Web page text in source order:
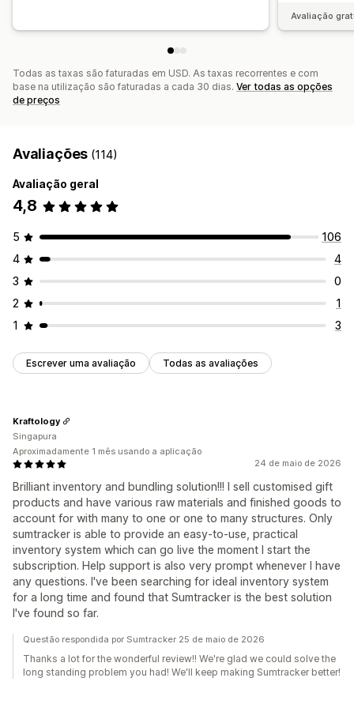
Avaliação
Todas as taxas são faturadas em USD. As taxas recorrentes e com
base na utilização são faturadas a cada 30 dias. Ver todas as opções
de preços
Avaliações (114)
Avaliação geral
4,8
5
106
4
4
3
0
2
1
1
3
Escrever uma avaliação Todas as avaliações
24 de maio de 2026
Brilliant inventory and bundling solution!!! I sell customised gift
products and have various raw materials and finished goods to
account for with many to one or one to many structures. Only
sumtracker is able to provide an easy-to-use, practical
inventory system which can go live the moment I start the
subscription. Help support is also very prompt whenever I have
any questions. I've been searching for ideal inventory system
for a long time and found that Sumtracker is the best solution
I've found so far.
Kraftology
Singapura
Aproximadamente 1 mês usando a aplicação
Questão respondida por Sumtracker 25 de maio de 2026
Thanks a lot for the wonderful review!! We're glad we could solve the
long standing problem you had! We'll keep making Sumtracker better!